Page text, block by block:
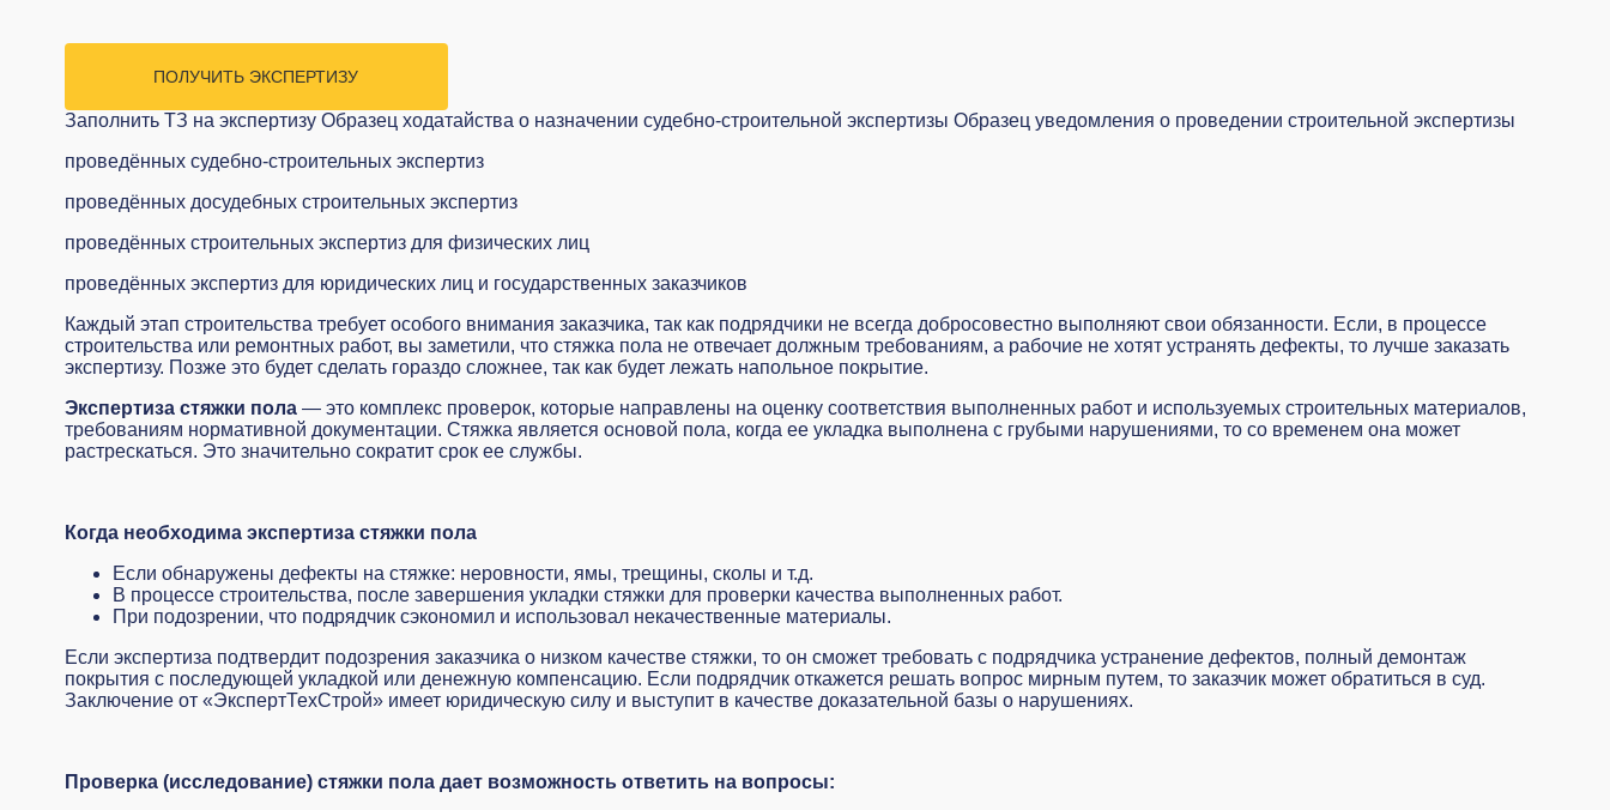
ПОЛУЧИТЬ ЭКСПЕРТИЗУ
Заполнить ТЗ на экспертизу Образец ходатайства о назначении судебно-строительной экспертизы Образец уведомления о проведении строительной экспертизы
проведённых судебно-строительных экспертиз
проведённых досудебных строительных экспертиз
проведённых строительных экспертиз для физических лиц
проведённых экспертиз для юридических лиц и государственных заказчиков
Каждый этап строительства требует особого внимания заказчика, так как подрядчики не всегда добросовестно выполняют свои обязанности. Если, в процессе
строительства или ремонтных работ, вы заметили, что стяжка пола не отвечает должным требованиям, а рабочие не хотят устранять дефекты, то лучше заказать
экспертизу. Позже это будет сделать гораздо сложнее, так как будет лежать напольное покрытие.
Экспертиза стяжки пола— это комплекс проверок, которые направлены на оценку соответствия выполненных работ и используемых строительных материалов,
требованиям нормативной документации. Стяжка является основой пола, когда ее укладка выполнена с грубыми нарушениями, то со временем она может
растрескаться. Это значительно сократит срок ее службы.
Когда необходима экспертиза стяжки пола
Если обнаружены дефекты на стяжке: неровности, ямы, трещины, сколы и т.д.
В процессе строительства, после завершения укладки стяжки для проверки качества выполненных работ.
При подозрении, что подрядчик сэкономил и использовал некачественные материалы.
Если экспертиза подтвердит подозрения заказчика о низком качестве стяжки, то он сможет требовать с подрядчика устранение дефектов, полный демонтаж
покрытия с последующей укладкой или денежную компенсацию. Если подрядчик откажется решать вопрос мирным путем, то заказчик может обратиться в суд.
Заключение от «ЭкспертТехСтрой» имеет юридическую силу и выступит в качестве доказательной базы о нарушениях.
Проверка (исследование) стяжки пола дает возможность ответить на вопросы: